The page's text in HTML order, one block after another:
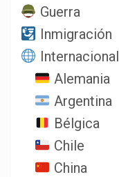
Guerra
Inmigración
Internacional
Alemania
Argentina
Bélgica
Chile
China